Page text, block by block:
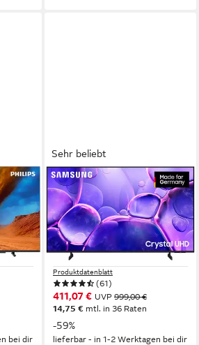
bei dir
Sehr beliebt
SAMSUNG
GU55U8079FU LED-
Fernseher
138 cm/55 Zoll
Diagonale
LED Bildschirmtechnologie
4K Ultra HD Auflösung
Produktdatenblatt
(61)
411,07 € UVP 999,00 €
14,75 € mtl. in 36 Raten
-59%
lieferbar - in 1-2 Werktagen bei dir